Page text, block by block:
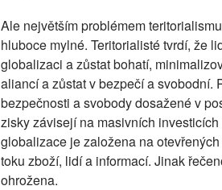
Ale největším problémem
hluboce mylné. Teritorialisté tvrdí, že
globalizaci a zůstat bohatí,
aliancí a zůstat v bezpečí a svobodní.
bezpečnosti a svobody dosažené v
zisky závisejí na masivních
globalizace je založena na
toku zboží, lidí a informací. Jinak
ohrožena.